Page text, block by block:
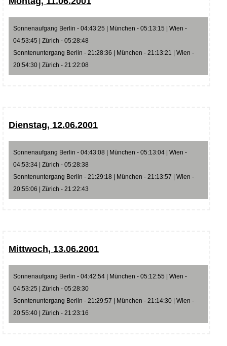
Sonnenaufgang Berlin - 04:43:25 | München - 05:13:15 | Wien -
04:53:45 | Zürich - 05:28:48
Sonntenuntergang Berlin - 21:28:36 | München - 21:13:21 | Wien -
20:54:30 | Zürich - 21:22:08
Dienstag, 12.06.2001
Sonnenaufgang Berlin - 04:43:08 | München - 05:13:04 | Wien -
04:53:34 | Zürich - 05:28:38
Sonntenuntergang Berlin - 21:29:18 | München - 21:13:57 | Wien -
20:55:06 | Zürich - 21:22:43
Mittwoch, 13.06.2001
Sonnenaufgang Berlin - 04:42:54 | München - 05:12:55 | Wien -
04:53:25 | Zürich - 05:28:30
Sonntenuntergang Berlin - 21:29:57 | München - 21:14:30 | Wien -
20:55:40 | Zürich - 21:23:16